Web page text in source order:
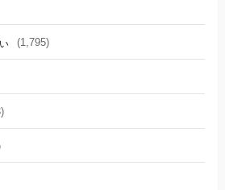
(1,795)